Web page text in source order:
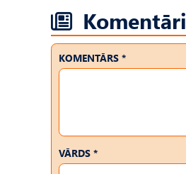
Komentāri
KOMENTĀRS *
VĀRDS *